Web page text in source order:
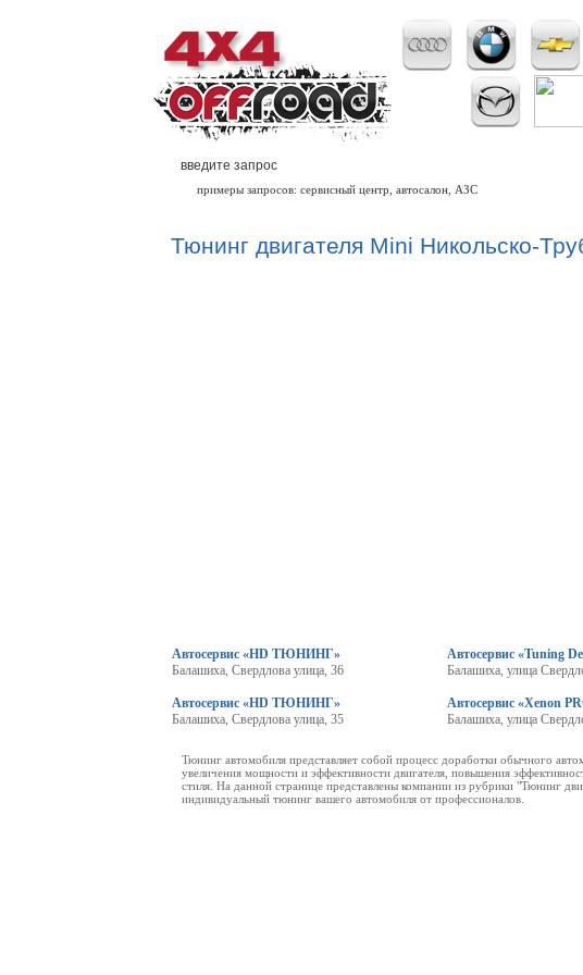
примеры запросов: сервисный центр, автосалон, АЗС
Тюнинг двигателя Mini Никольско-
Автосервис «HD ТЮНИНГ»
Балашиха, Свердлова улица, 36
Автосервис «HD ТЮНИНГ»
Балашиха, Свердлова улица, 35
Автосервис «Tuning
Балашиха, улица
Автосервис «Xenon
Балашиха, улица
Тюнинг автомобиля представляет собой процесс доработки обычного
увеличения мощности и эффективности двигателя, повышения
стиля. На данной странице представлены компании из рубрики "Тюнинг
индивидуальный тюнинг вашего автомобиля от профессионалов.